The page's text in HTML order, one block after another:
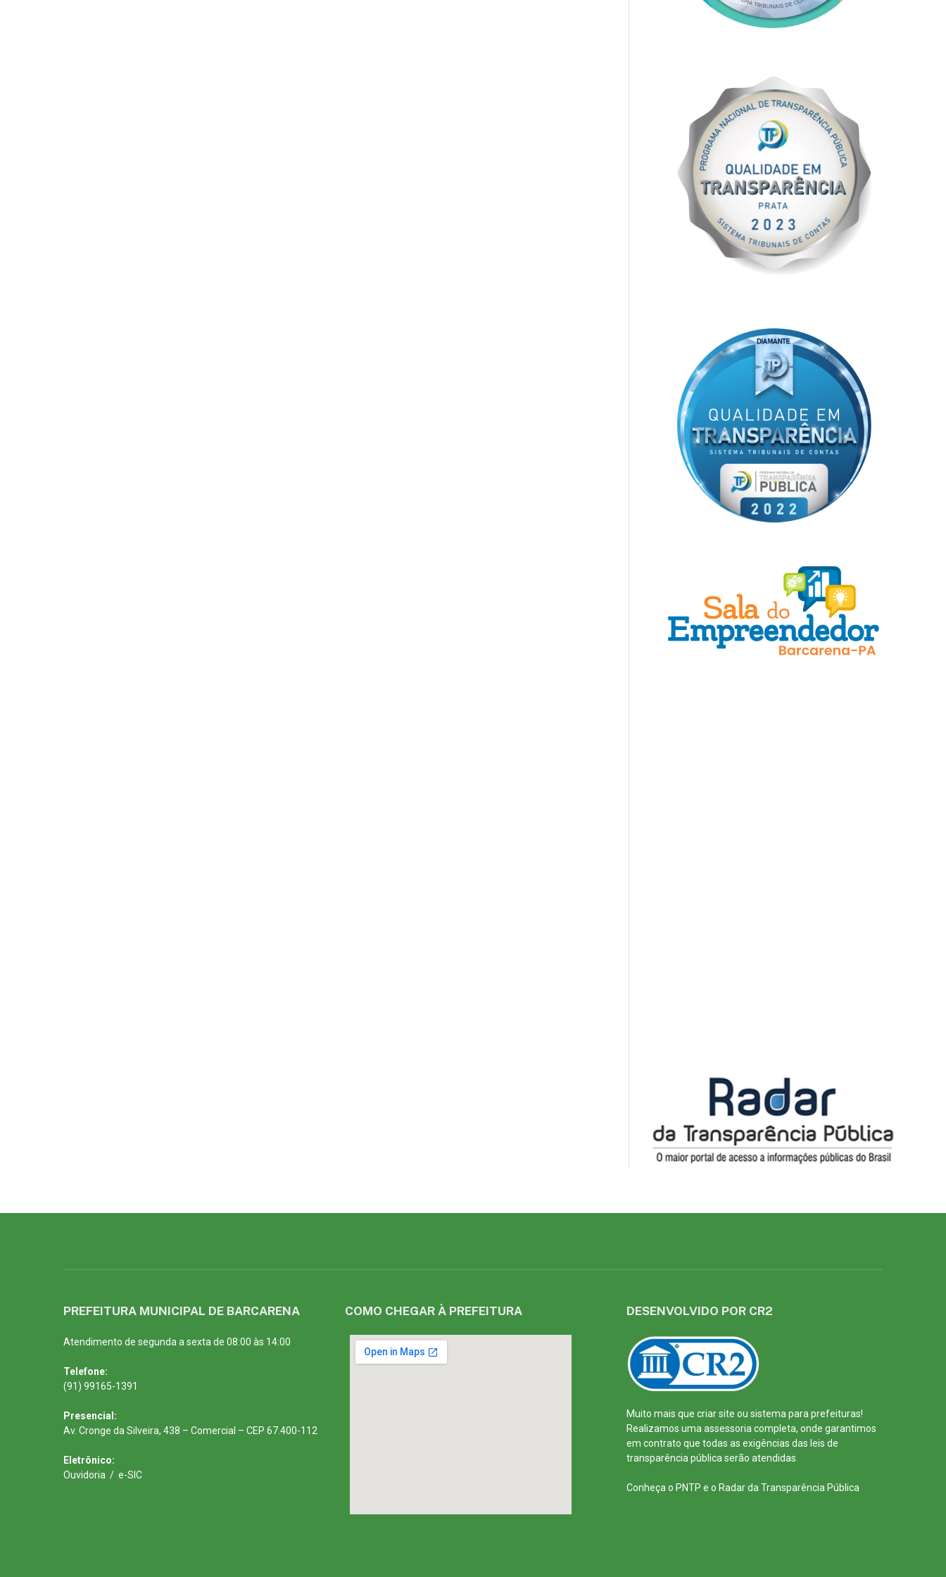
PREFEITURA MUNICIPAL DE BARCARENA
Atendimento de segunda a sexta de 08:00 às 14:00
Telefone:
(91) 99165-1391
Presencial:
Av. Cronge da Silveira, 438 – Comercial – CEP 67.400-112
Eletrônico:
Ouvidoria / e-SIC
COMO CHEGAR À PREFEITURA DESENVOLVIDO POR CR2
Muito mais que criar site ou sistema para prefeituras!
Realizamos uma assessoria completa, onde garantimos
em contrato que todas as exigências das leis de
transparência pública serão atendidas.
Conheça o PNTP e o Radar da Transparência Pública